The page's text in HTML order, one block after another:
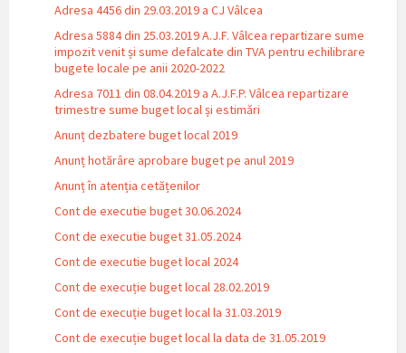
Adresa 4456 din 29.03.2019 a CJ Vâlcea
Adresa 5884 din 25.03.2019 A.J.F. Vâlcea repartizare sume
impozit venit și sume defalcate din TVA pentru echilibrare
bugete locale pe anii 2020-2022
Adresa 7011 din 08.04.2019 a A.J.F.P. Vâlcea repartizare
trimestre sume buget local și estimări
Anunț dezbatere buget local 2019
Anunț hotărâre aprobare buget pe anul 2019
Anunț în atenția cetățenilor
Cont de executie buget 30.06.2024
Cont de executie buget 31.05.2024
Cont de executie buget local 2024
Cont de execuție buget local 28.02.2019
Cont de execuție buget local la 31.03.2019
Cont de execuție buget local la data de 31.05.2019